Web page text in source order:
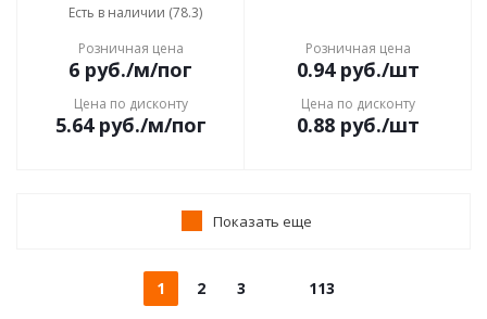
Есть в наличии (78.3)
Розничная цена
6 руб./м/пог
Цена по дисконту
5.64руб./м/пог
Розничная цена
0.94руб./шт
Цена по дисконту
0.88руб./шт
Показать еще
1 2 3 113